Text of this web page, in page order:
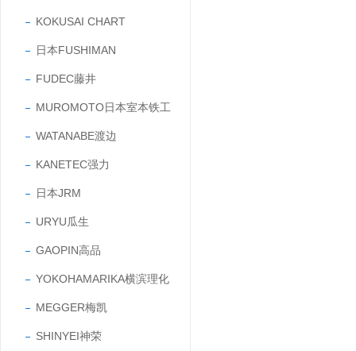
KOKUSAI CHART
日本FUSHIMAN
FUDEC藤井
MUROMOTO日本室本铁工
WATANABE渡边
KANETEC强力
日本JRM
URYU瓜生
GAOPIN高品
YOKOHAMARIKA横滨理化
MEGGER梅凯
SHINYEI神荣